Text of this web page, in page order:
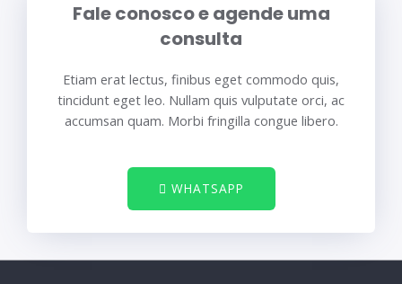
Fale conosco e agende uma
consulta
Etiam erat lectus, finibus eget commodo quis,
tincidunt eget leo. Nullam quis vulputate orci, ac
accumsan quam. Morbi fringilla congue libero.
WHATSAPP